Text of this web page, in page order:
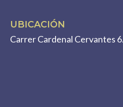
UBICACIÓN
Carrer Cardenal Cervantes